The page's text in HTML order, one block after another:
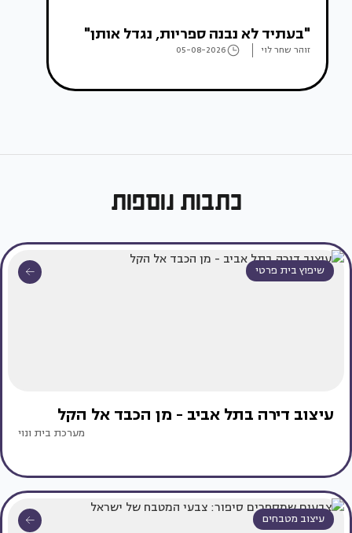
"בעתיד לא נבנה ספריות, נגדל אותן"
זוהר שחר לוי 05-08-2026
כתבות נוספות
שיפוץ בית פרטי
עיצוב דירה בתל אביב - מן הכבד אל הקל
מערכת בית ונוי
עיצוב מטבחים